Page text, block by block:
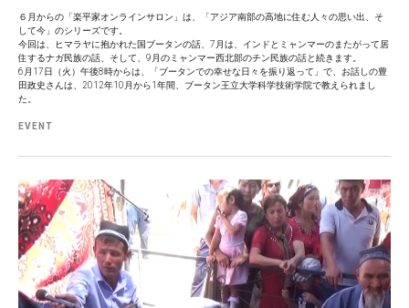
６月からの「楽平家オンラインサロン」は、「アジア南部の高地に住む人々の思い出、そ
して今」のシリーズです。
今回は、ヒマラヤに抱かれた国ブータンの話、7月は、インドとミャンマーのまたがって居
住するナガ民族の話、そして、9月のミャンマー西北部のチン民族の話と続きます。
6月17日（火）午後8時からは、「ブータンでの幸せな日々を振り返って」で、お話しの豊
田政史さんは、2012年10月から1年間、ブータン王立大学科学技術学院で教えられまし
た。
EVENT